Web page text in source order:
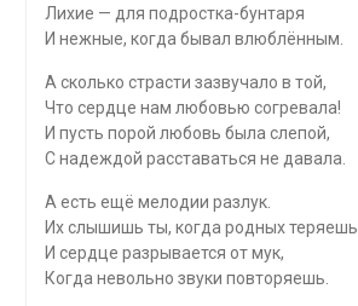
Лихие — для подростка-бунтаря
И нежные, когда бывал влюблённым.
А сколько страсти зазвучало в той,
Что сердце нам любовью согревала!
И пусть порой любовь была слепой,
С надеждой расставаться не давала.
А есть ещё мелодии разлук.
Их слышишь ты, когда родных теряешь.
И сердце разрывается от мук,
Когда невольно звуки повторяешь.